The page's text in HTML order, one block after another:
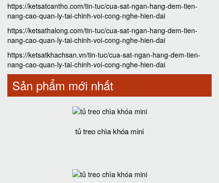
https://ketsatcantho.com/tin-tuc/cua-sat-ngan-hang-dem-tien-
nang-cao-quan-ly-tai-chinh-voi-cong-nghe-hien-dai
https://ketsathalong.com/tin-tuc/cua-sat-ngan-hang-dem-tien-
nang-cao-quan-ly-tai-chinh-voi-cong-nghe-hien-dai
https://ketsatkhachsan.vn/tin-tuc/cua-sat-ngan-hang-dem-tien-
nang-cao-quan-ly-tai-chinh-voi-cong-nghe-hien-dai
Sản phẩm mới nhất
tủ treo chìa khóa mini